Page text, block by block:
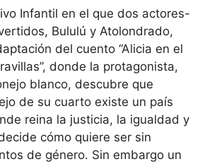
Infantil en el que dos actores-
Bululú y Atolondrado,
del cuento “Alicia en el
donde la protagonista,
blanco, descubre que
de su cuarto existe un país
reina la justicia, la igualdad y
cómo quiere ser sin
de género. Sin embargo un